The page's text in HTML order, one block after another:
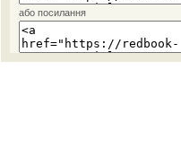
або посилання